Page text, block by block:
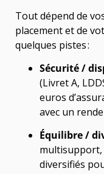
Tout dépend de
placement et de
quelques pistes :
Sécurité /
(Livret A,
euros
avec un
Équilibre /
multisupport,
diversifiés